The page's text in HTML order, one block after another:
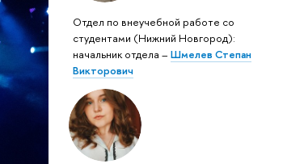
Отдел по внеучебной работе со
студентами (Нижний Новгород):
начальник отдела – Шмелев Степан
Викторович